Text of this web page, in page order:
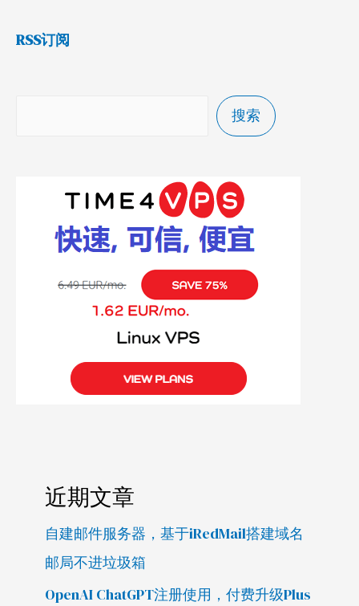
RSS订阅
搜索
近期文章
自建邮件服务器，基于iRedMail搭建域名
邮局不进垃圾箱
OpenAI ChatGPT注册使用，付费升级Plus